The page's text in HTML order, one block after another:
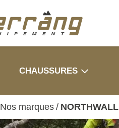
CHAUSSURES
Nos marques / NORTHWALL